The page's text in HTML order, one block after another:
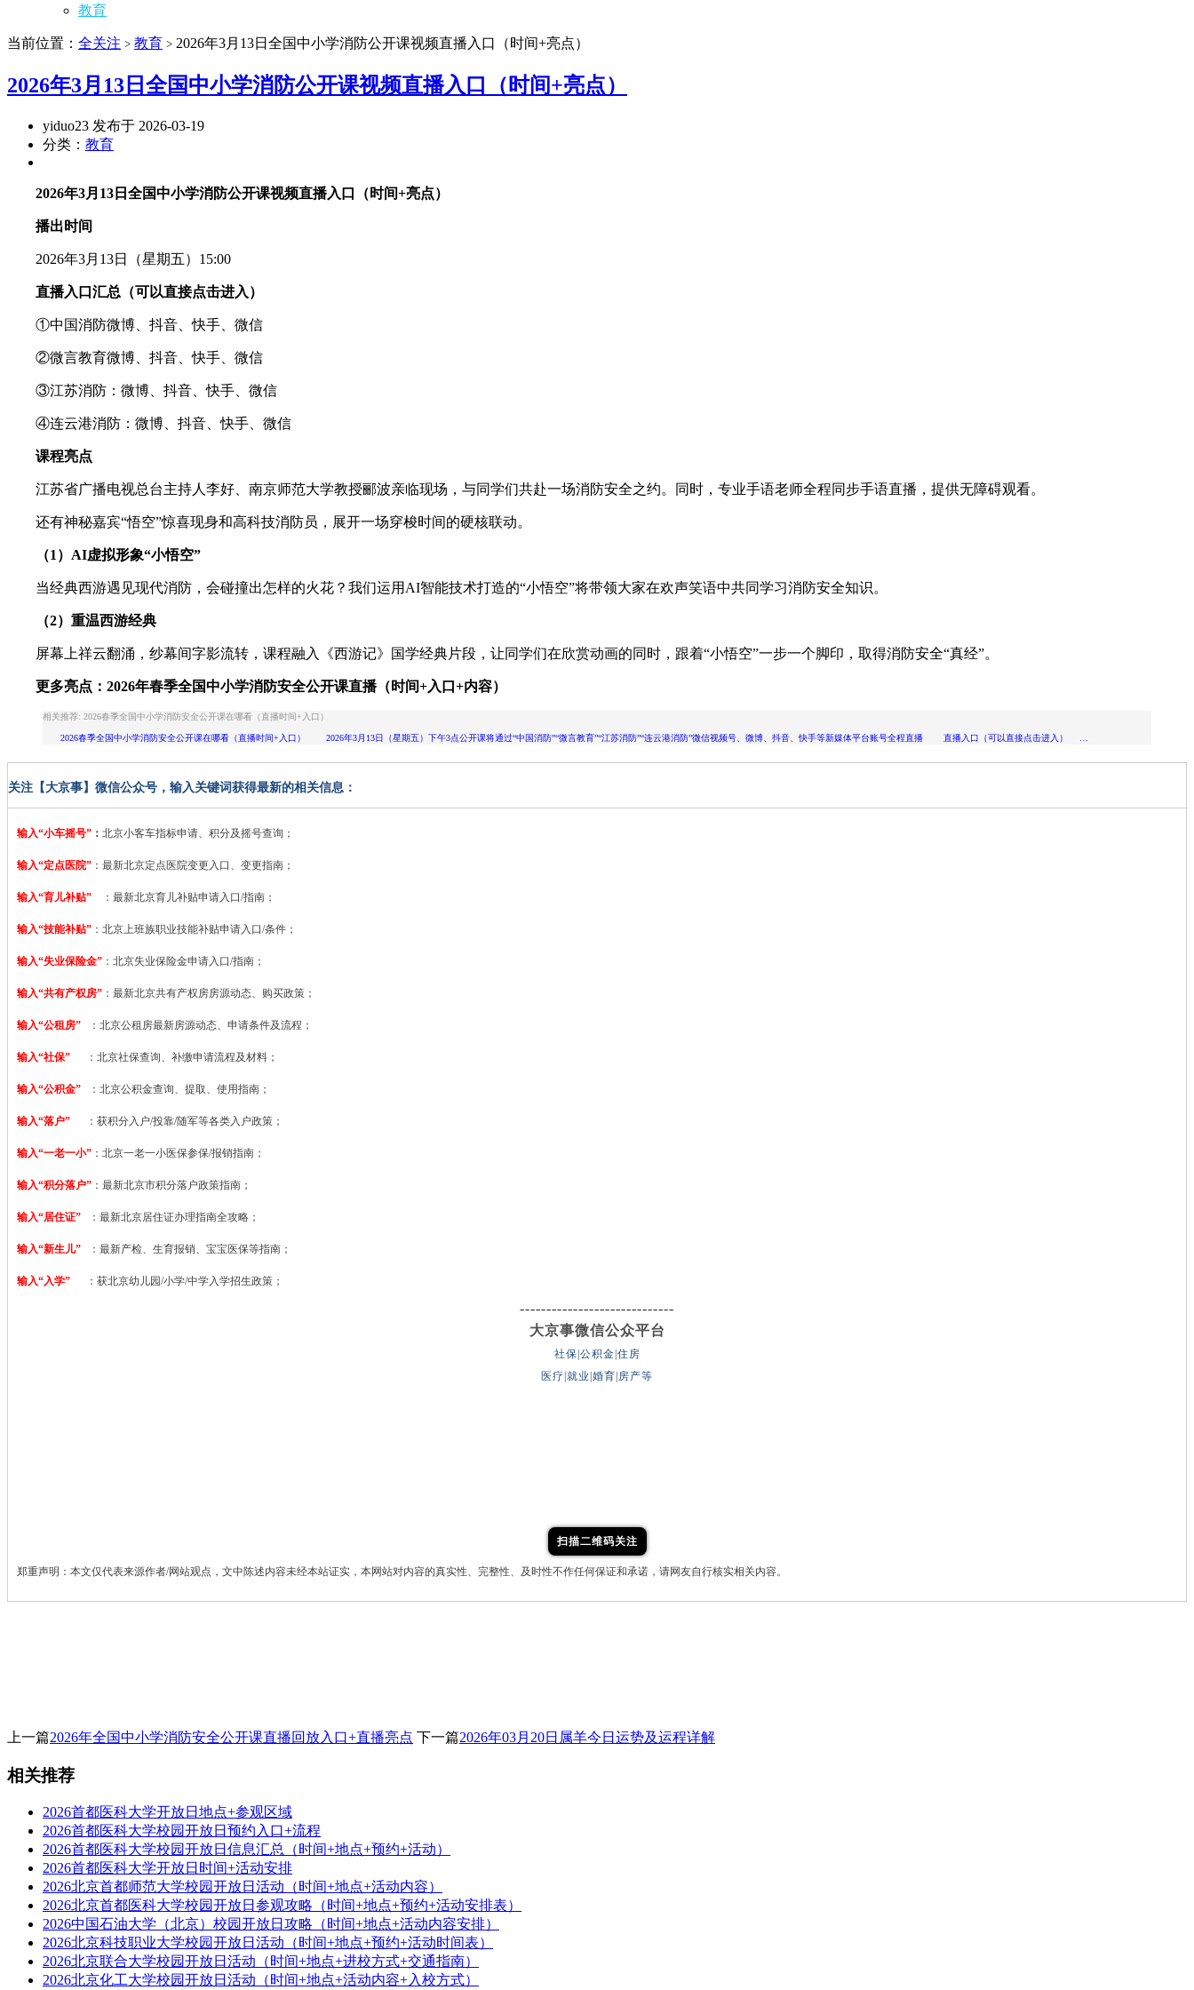
教育
当前位置： 全关注 > 教育 > 2026年3月13日全国中小学消防公开课视频直播入口（时间+亮点）
2026年3月13日全国中小学消防公开课视频直播入口（时间+亮点）
yiduo23 发布于 2026-03-19
分类： 教育
2026年3月13日全国中小学消防公开课视频直播入口（时间+亮点）
播出时间
2026年3月13日（星期五）15:00
直播入口汇总（可以直接点击进入）
①中国消防微博、抖音、快手、微信
②微言教育微博、抖音、快手、微信
③江苏消防：微博、抖音、快手、微信
④连云港消防：微博、抖音、快手、微信
课程亮点
江苏省广播电视总台主持人李好、南京师范大学教授郦波亲临现场，与同学们共赴一场消防安全之约。同时，专业手语老师全程同步手语直播，提供无障碍观看。
还有神秘嘉宾“悟空”惊喜现身和高科技消防员，展开一场穿梭时间的硬核联动。
（1）AI虚拟形象“小悟空”
当经典西游遇见现代消防，会碰撞出怎样的火花？我们运用AI智能技术打造的“小悟空”将带领大家在欢声笑语中共同学习消防安全知识。
（2）重温西游经典
屏幕上祥云翻涌，纱幕间字影流转，课程融入《西游记》国学经典片段，让同学们在欣赏动画的同时，跟着“小悟空”一步一个脚印，取得消防安全“真经”。
更多亮点： 2026年春季全国中小学消防安全公开课直播（时间+入口+内容）
相关推荐: 2026春季全国中小学消防安全公开课在哪看（直播时间+入口）
2026春季全国中小学消防安全公开课在哪看（直播时间+入口） 2026年3月13日（星期五）下午3点公开课将通过“中国消防”“微言教育”“江苏消防”“连云港消防”微信视频号、微博、抖音、快手等新媒体平台账号全程直播 直播入口（可以直接点击进入） …
关注【大京事】微信公众号，输入关键词获得最新的相关信息：
输入“小车摇号” ： 北京小客车指标申请、积分及摇号查询；
输入“定点医院” ： 最新北京定点医院变更入口、变更指南；
输入“育儿补贴” ：最新北京育儿补贴申请入口/指南；
输入“技能补贴” ： 北京上班族职业技能补贴申请入口/条件；
输入“失业保险金” ：北京失业保险金申请入口/指南；
输入“共有产权房” ：最新北京共有产权房房源动态、购买政策；
输入“公租房” ：北京公租房最新房源动态、申请条件及流程；
输入“社保” ：北京社保查询、补缴申请流程及材料；
输入“公积金” ：北京公积金查询、提取、使用指南；
输入“落户” ：获积分入户/投靠/随军等各类入户政策；
输入“一老一小” ：北京一老一小医保参保/报销指南；
输入“积分落户” ：最新北京市积分落户政策指南；
输入“居住证” ：最新北京居住证办理指南全攻略；
输入“新生儿” ：最新产检、生育报销、宝宝医保等指南；
输入“入学” ：获北京幼儿园/小学/中学入学招生政策；
-----------------------------
大京事微信公众平台
社保|公积金|住房
医疗|就业|婚育|房产等
扫描二维码关注
郑重声明：本文仅代表来源作者/网站观点，文中陈述内容未经本站证实，本网站对内容的真实性、完整性、及时性不作任何保证和承诺，请网友自行核实相关内容。
上一篇2026年全国中小学消防安全公开课直播回放入口+直播亮点 下一篇2026年03月20日属羊今日运势及运程详解
相关推荐
2026首都医科大学开放日地点+参观区域
2026首都医科大学校园开放日预约入口+流程
2026首都医科大学校园开放日信息汇总（时间+地点+预约+活动）
2026首都医科大学开放日时间+活动安排
2026北京首都师范大学校园开放日活动（时间+地点+活动内容）
2026北京首都医科大学校园开放日参观攻略（时间+地点+预约+活动安排表）
2026中国石油大学（北京）校园开放日攻略（时间+地点+活动内容安排）
2026北京科技职业大学校园开放日活动（时间+地点+预约+活动时间表）
2026北京联合大学校园开放日活动（时间+地点+进校方式+交通指南）
2026北京化工大学校园开放日活动（时间+地点+活动内容+入校方式）